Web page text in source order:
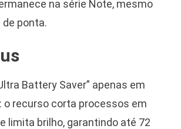
na série Note, mesmo
ponta.
Battery Saver” apenas em
o recurso corta processos em
limita brilho, garantindo até 72